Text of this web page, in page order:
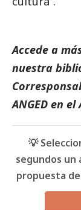
Accede a
nuestra
ANGED en el
💡
segundos un
propuesta